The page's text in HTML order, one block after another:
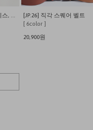
[MMT.21] 로스엔젤레스, 뉴욕 워싱 캡
[JP.26] 직각 스퀘어 벨트
[ 6color ]
20,900원